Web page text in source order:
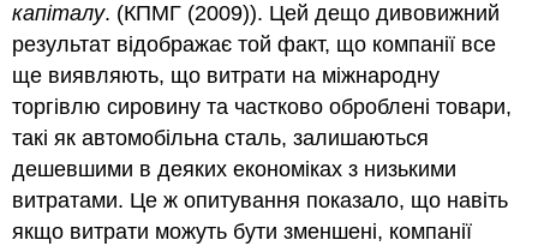
капіталу. (КПМГ (2009)). Цей дещо дивовижний
результат відображає той факт, що компанії все
ще виявляють, що витрати на міжнародну
торгівлю сировину та частково оброблені товари,
такі як автомобільна сталь, залишаються
дешевшими в деяких економіках з низькими
витратами. Це ж опитування показало, що навіть
якщо витрати можуть бути зменшені, компанії